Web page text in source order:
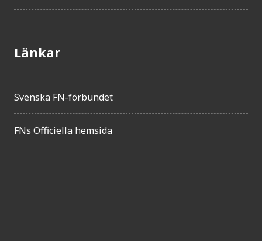
Länkar
Svenska FN-förbundet
FNs Officiella hemsida